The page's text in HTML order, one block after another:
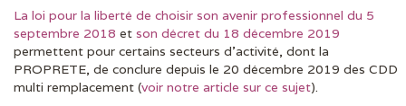
La loi pour la liberté de choisir son avenir professionnel du 5
septembre 2018 et son décret du 18 décembre 2019
permettent pour certains secteurs d’activité, dont la
PROPRETE, de conclure depuis le 20 décembre 2019 des CDD
multi remplacement (voir notre article sur ce sujet).
DERNIÈRES ACTUS